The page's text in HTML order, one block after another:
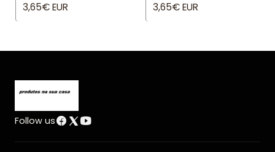
3,65€ EUR 3,65€ EUR
Follow us